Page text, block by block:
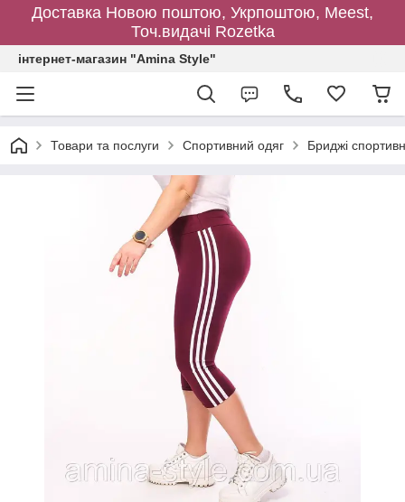
Доставка Новою поштою, Укрпоштою, Meest,
Точ.видачі Rozetka
інтернет-магазин "Amina Style"
Товари та послуги Спортивний одяг Бриджі